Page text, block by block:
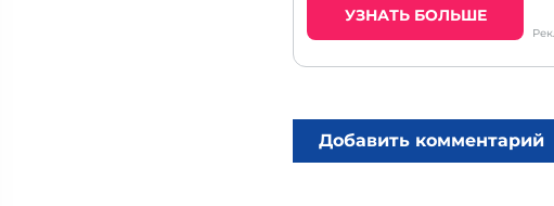
УЗНАТЬ БОЛЬШЕ
Добавить комментарий